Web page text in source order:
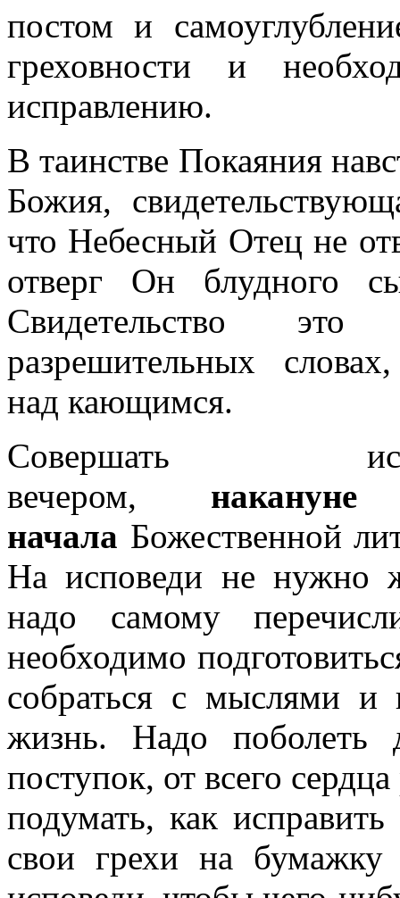
постом и
греховности и
исправлению.
В таинстве Покаяния
Божия,
что Небесный Отец не
отверг Он блудного
Свидетельство
разрешительных
над кающимся.
Совершать
вечером, накануне
начала Божественной
На исповеди не нужно
надо самому
необходимо
собраться с мыслями и
жизнь. Надо поболеть
поступок, от всего
подумать, как
свои грехи на